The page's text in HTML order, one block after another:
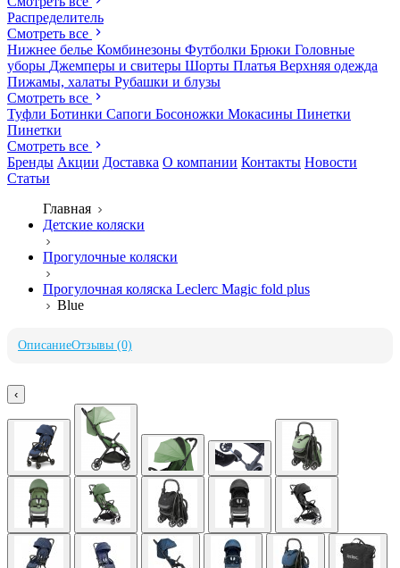
Распределитель
Смотреть все
Нижнее белье Комбинезоны Футболки Брюки Головные
уборы Джемперы и свитеры Шорты Платья Верхняя одежда
Пижамы, халаты Рубашки и блузы
Смотреть все
Туфли Ботинки Сапоги Босоножки Мокасины Пинетки
Пинетки
Смотреть все
Бренды Акции Доставка О компании Контакты Новости
Статьи
Главная
Детские коляски
Прогулочные коляски
Прогулочная коляска Leclerc Magic fold plus
Blue
ОписаниеОтзывы (0)
‹